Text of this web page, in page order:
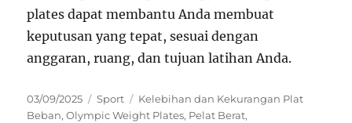
plates dapat membantu Anda membuat
keputusan yang tepat, sesuai dengan
anggaran, ruang, dan tujuan latihan Anda.
Posted
on
03/09/2025 Categories
Sport Tags
Kelebihan dan Kekurangan Plat
Beban,Olympic Weight Plates, Pelat Berat,